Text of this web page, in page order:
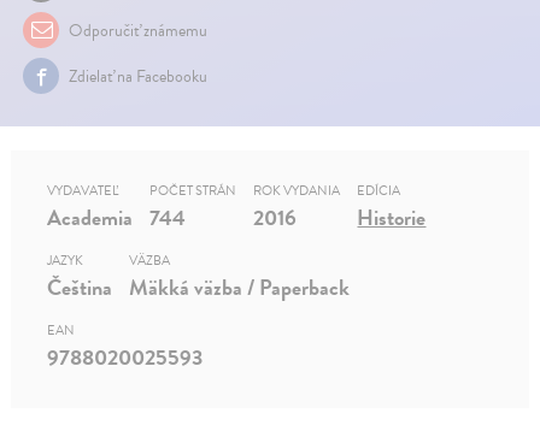
Odporučiť známemu
Zdielať na Facebooku
VYDAVATEĽ
Academia
POČET STRÁN
744
ROK VYDANIA
2016
EDÍCIA
Historie
JAZYK
Čeština
VÄZBA
Mäkká väzba / Paperback
EAN
9788020025593